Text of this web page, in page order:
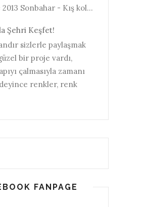
Sonbahar - Kış kol...
Şehri Keşfet!
sizlerle paylaşmak
bir proje vardı,
çalmasıyla zamanı
renkler, renk
FANPAGE